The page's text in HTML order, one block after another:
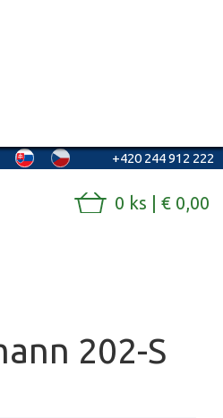
+420 244 912 222
0 ks | € 0,00
202-S